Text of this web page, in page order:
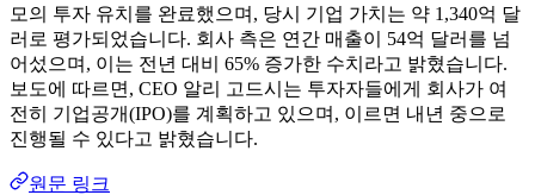
모의 투자 유치를 완료했으며, 당시 기업 가치는 약 1,340억 달
러로 평가되었습니다. 회사 측은 연간 매출이 54억 달러를 넘
어섰으며, 이는 전년 대비 65% 증가한 수치라고 밝혔습니다.
보도에 따르면, CEO 알리 고드시는 투자자들에게 회사가 여
전히 기업공개(IPO)를 계획하고 있으며, 이르면 내년 중으로
진행될 수 있다고 밝혔습니다.
원문 링크